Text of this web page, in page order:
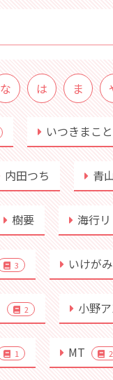
な は ま
いつきまこと
内田つち 青
樹要 海行リ
3 いけが
2 小野
1 MT 2